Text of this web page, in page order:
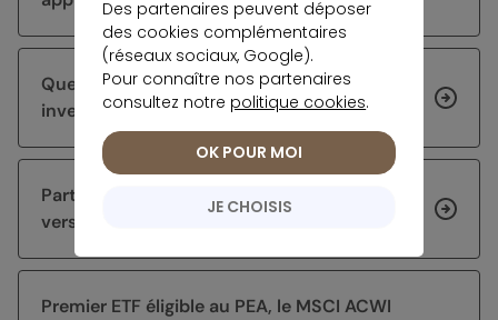
Quel mode de gestion privilégier pour
investir en ETF sur un PEA ?
Parts sociales bancaires : bilan des taux
versés en 2026
Premier ETF éligible au PEA, le MSCI ACWI
Des partenaires peuvent déposer
des cookies complémentaires
(réseaux sociaux, Google).
Pour connaître nos partenaires
consultez notre politique cookies.
JE CHOISIS
OK POUR MOI